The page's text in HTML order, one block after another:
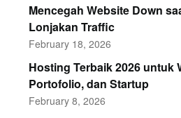
Mencegah Website Down
Lonjakan Traffic
February 18, 2026
Hosting Terbaik 2026 untuk
Portofolio, dan Startup
February 8, 2026